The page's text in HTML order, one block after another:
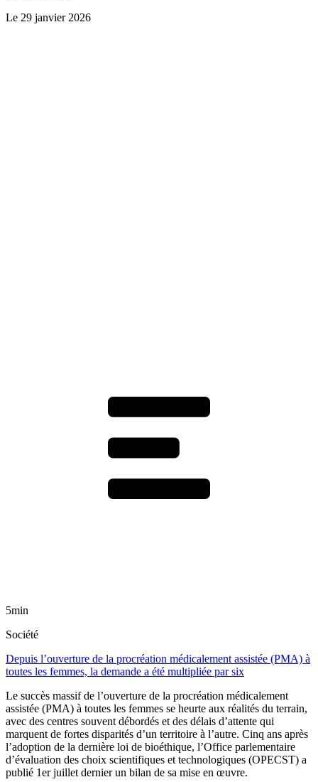
Le 29 janvier 2026
5min
Société
Depuis l’ouverture de la procréation médicalement assistée (PMA) à
toutes les femmes, la demande a été multipliée par six
Le succès massif de l’ouverture de la procréation médicalement
assistée (PMA) à toutes les femmes se heurte aux réalités du terrain,
avec des centres souvent débordés et des délais d’attente qui
marquent de fortes disparités d’un territoire à l’autre. Cinq ans après
l’adoption de la dernière loi de bioéthique, l’Office parlementaire
d’évaluation des choix scientifiques et technologiques (OPECST) a
publié 1er juillet dernier un bilan de sa mise en œuvre.